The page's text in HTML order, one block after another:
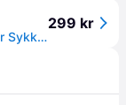
Thule 3D Dropout Adapter 10mm Spacer Sykkelfeste, Svart
299 kr